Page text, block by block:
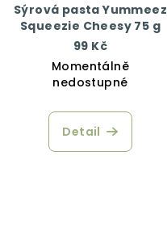
Sýrová pasta Yummeez
Squeezie Cheesy 75 g
99 Kč
Momentálně
nedostupné
Detail